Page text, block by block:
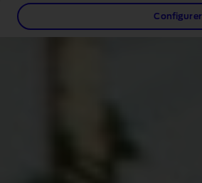
Configurer